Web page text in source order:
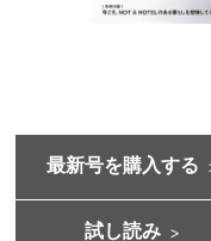
最新号を購入する
試し読み